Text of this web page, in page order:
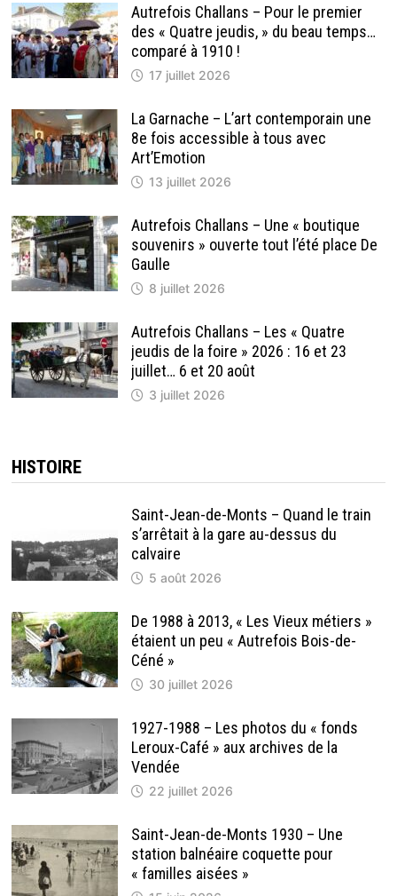
Autrefois Challans – Pour le premier
des « Quatre jeudis, » du beau temps…
comparé à 1910 !
17 juillet 2026
La Garnache – L’art contemporain une
8e fois accessible à tous avec
Art’Emotion
13 juillet 2026
Autrefois Challans – Une « boutique
souvenirs » ouverte tout l’été place De
Gaulle
8 juillet 2026
Autrefois Challans – Les « Quatre
jeudis de la foire » 2026 : 16 et 23
juillet… 6 et 20 août
3 juillet 2026
HISTOIRE
Saint-Jean-de-Monts – Quand le train
s’arrêtait à la gare au-dessus du
calvaire
5 août 2026
De 1988 à 2013, « Les Vieux métiers »
étaient un peu « Autrefois Bois-de-
Céné »
30 juillet 2026
1927-1988 – Les photos du « fonds
Leroux-Café » aux archives de la
Vendée
22 juillet 2026
Saint-Jean-de-Monts 1930 – Une
station balnéaire coquette pour
« familles aisées »